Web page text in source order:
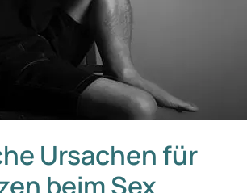
Ursachen für
beim Sex